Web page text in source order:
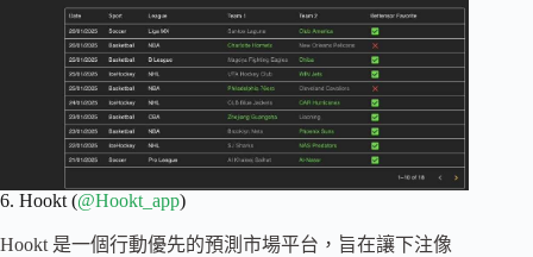
6. Hookt (@Hookt_app)
Hookt 是一個行動優先的預測市場平台，旨在讓下注像